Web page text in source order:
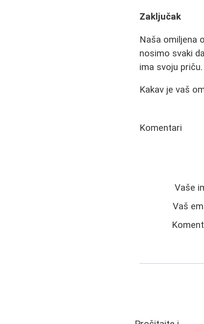
Zaključak
Naša omiljena
nosimo svaki
ima svoju
Kakav je vaš
Komentari
Vaše
Vaš